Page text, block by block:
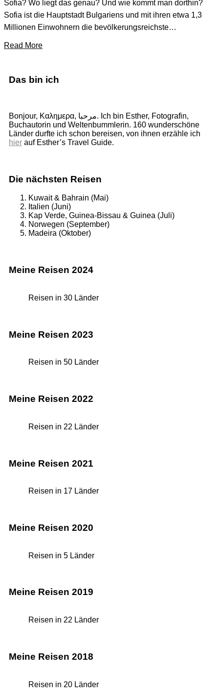
Sofia? Wo liegt das genau? Und wie kommt man dorthin?
Sofia ist die Hauptstadt Bulgariens und mit ihren etwa 1,3
Millionen Einwohnern die bevölkerungsreichste…
Read More
Das bin ich
Bonjour, Καλημερα, مرحبا. Ich bin Esther, Fotografin,
Buchautorin und Weltenbummlerin. 160 wunderschöne
Länder durfte ich schon bereisen, von ihnen erzähle ich
hier auf Esther’s Travel Guide.
Die nächsten Reisen
Kuwait & Bahrain (Mai)
Italien (Juni)
Kap Verde, Guinea-Bissau & Guinea (Juli)
Norwegen (September)
Madeira (Oktober)
Meine Reisen 2024
Reisen in 30 Länder
Meine Reisen 2023
Reisen in 50 Länder
Meine Reisen 2022
Reisen in 22 Länder
Meine Reisen 2021
Reisen in 17 Länder
Meine Reisen 2020
Reisen in 5 Länder
Meine Reisen 2019
Reisen in 22 Länder
Meine Reisen 2018
Reisen in 20 Länder